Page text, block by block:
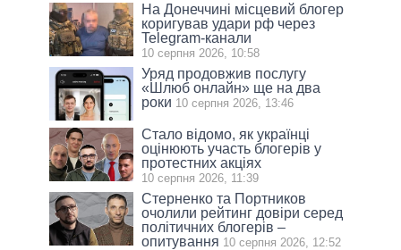
На Донеччині місцевий блогер
коригував удари рф через
Telegram-канали
10 серпня 2026, 10:58
Уряд продовжив послугу
«Шлюб онлайн» ще на два
роки 10 серпня 2026, 13:46
Стало відомо, як українці
оцінюють участь блогерів у
протестних акціях
10 серпня 2026, 11:39
Стерненко та Портников
очолили рейтинг довіри серед
політичних блогерів –
опитування 10 серпня 2026, 12:52